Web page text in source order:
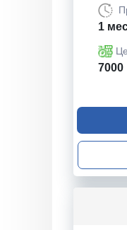
1
7000